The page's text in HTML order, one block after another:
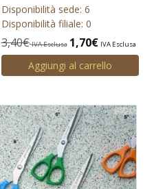
Disponibilità sede: 6
Disponibilità filiale: 0
3,40€ IVA Esclusa 1,70€ IVA Esclusa
Aggiungi al carrello